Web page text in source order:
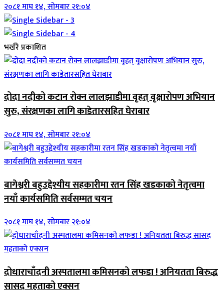
२०८१ माघ १४, सोमबार २१:०४
भर्खरै प्रकाशित
दोदा नदीको कटान रोक्न लालझाडीमा वृहत् वृक्षारोपण अभियान
सुरु, संरक्षणका लागि काडेतारसहित घेराबार
२०८१ माघ १४, सोमबार २१:०४
बागेश्वरी बहुउद्देश्यीय सहकारीमा रतन सिंह खडकाको नेतृत्वमा
नयाँ कार्यसमिति सर्वसम्मत चयन
२०८१ माघ १४, सोमबार २१:०४
दोधाराचाँदनी अस्पतालमा कमिसनको लफडा ! अनियतता बिरुद्ध
सासद महताको एक्सन